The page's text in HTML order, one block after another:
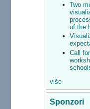
Two
of the
Call
više
Sponzori